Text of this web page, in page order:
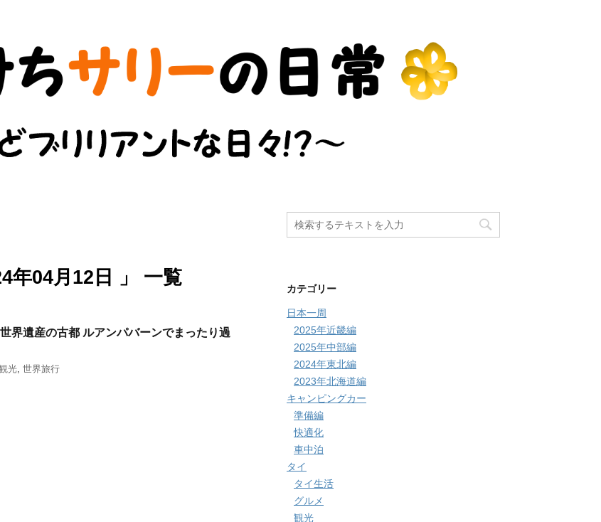
年04月12日 」 一覧
界遺産の古都 ルアンパバーンでまったり過
光, 世界旅行
カテゴリー
日本一周
2025年近畿編
2025年中部編
2024年東北編
2023年北海道編
キャンピングカー
準備編
快適化
車中泊
タイ
タイ生活
グルメ
観光